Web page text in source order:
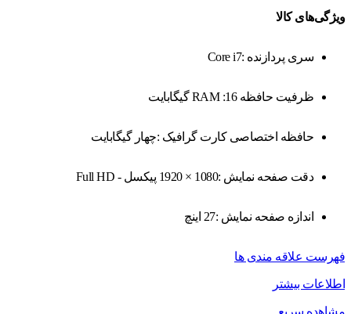
ویژگی‌های کالا
سری پردازنده :Core i7
ظرفیت حافظه RAM :16 گیگابایت
حافظه اختصاصی کارت گرافیک :چهار گیگابایت
دقت صفحه نمایش :1080 × 1920 پیکسل - Full HD
اندازه صفحه نمایش :27 اینچ
فهرست علاقه مندی ها
اطلاعات بیشتر
مشاهده سریع